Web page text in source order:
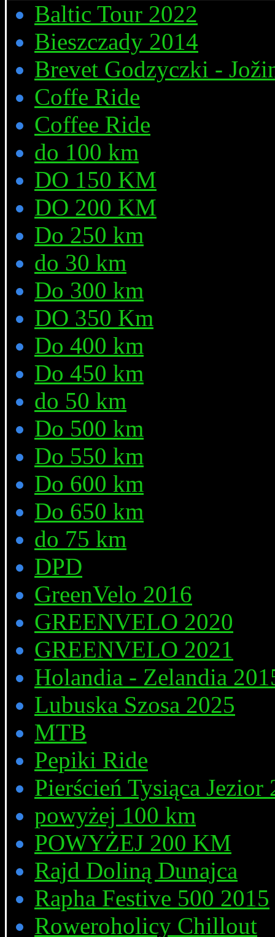
Baltic Tour 2022
Bieszczady 2014
Brevet Godzyczki -
Coffe Ride
Coffee Ride
do 100 km
DO 150 KM
DO 200 KM
Do 250 km
do 30 km
Do 300 km
DO 350 Km
Do 400 km
Do 450 km
do 50 km
Do 500 km
Do 550 km
Do 600 km
Do 650 km
do 75 km
DPD
GreenVelo 2016
GREENVELO 2020
GREENVELO 2021
Holandia - Zelandia
Lubuska Szosa 2025
MTB
Pepiki Ride
Pierścień Tysiąca Jezior
powyżej 100 km
POWYŻEJ 200 KM
Rajd Doliną Dunajca
Rapha Festive 500 2015
Roweroholicy Chillout